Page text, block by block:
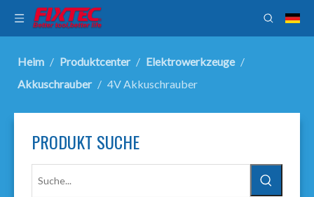
Heim / Produktcenter / Elektrowerkzeuge /
Akkuschrauber / 4V Akkuschrauber
PRODUKT SUCHE